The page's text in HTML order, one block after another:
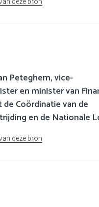
Peteghem, vice-
en minister van
Coördinatie van de
en de Nationale
deze bron